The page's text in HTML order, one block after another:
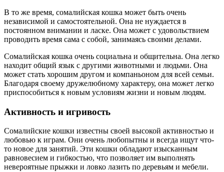
В то же время, сомалийская кошка может быть очень
независимой и самостоятельной. Она не нуждается в
постоянном внимании и ласке. Она может с удовольствием
проводить время сама с собой, занимаясь своими делами.
Сомалийская кошка очень социальна и общительна. Она легко
находит общий язык с другими животными и людьми. Она
может стать хорошим другом и компаньоном для всей семьи.
Благодаря своему дружелюбному характеру, она может легко
приспособиться к новым условиям жизни и новым людям.
Активность и игривость
Сомалийские кошки известны своей высокой активностью и
любовью к играм. Они очень любопытны и всегда ищут что-
то новое для занятий. Эти кошки обладают изысканным
равновесием и гибкостью, что позволяет им выполнять
невероятные прыжки и ловко лазить по деревьям и мебели.